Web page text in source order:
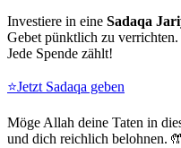
Investiere in eine Sadaqa
Gebet pünktlich zu verrichten.
Jede Spende zählt!
⭐Jetzt Sadaqa geben
Möge Allah deine Taten in
und dich reichlich belohnen.